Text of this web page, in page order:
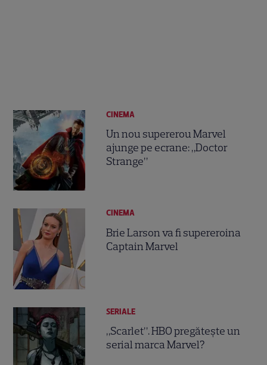
CINEMA
Un nou supererou Marvel
ajunge pe ecrane: „Doctor
Strange”
CINEMA
Brie Larson va fi supereroina
Captain Marvel
SERIALE
„Scarlet”. HBO pregătește un
serial marca Marvel?